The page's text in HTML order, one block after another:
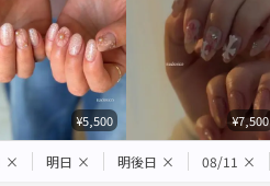
¥5,500 ¥7,500
× 明日 × 明後日 × 08/11 ×